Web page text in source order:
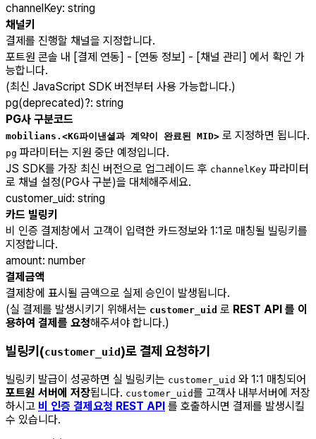
channelKey: string
채널키
결제를 진행할 채널을 지정합니다.
포트원 콘솔 내 [결제 연동] - [연동 정보] - [채널 관리] 에서 확인 가
능합니다.
(최신 JavaScript SDK 버전부터 사용 가능합니다.)
pg(deprecated)?: string
PG사 구분코드
mobilians.<KG파이낸셜과 계약이 완료된 MID> 로 지정하면 됩니다.
pg 파라미터는 지원 중단 예정입니다.
JS SDK를 가장 최신 버전으로 업그레이드 후 channelKey 파라미터
로 채널 설정(PG사 구분)을 대체해주세요.
customer_uid: string
카드 빌링키
비 인증 결제창에서 고객이 입력한 카드정보와 1:1로 매칭될 빌링키를
지정합니다.
amount: number
결제금액
결제창에 표시될 금액으로 실제 승인이 발생됩니다.
(실 결제를 발생시키기 위해서는 customer_uid 로 REST API 를 이
용하여 결제를 요청해주셔야 합니다.)
빌링키(customer_uid)로 결제 요청하기
빌링키 발급이 성공하면 실 빌링키는 customer_uid 와 1:1 매칭되어
포트원 서버에 저장됩니다. customer_uid를 고객사 내부서버에 저장
하시고 비 인증 결제요청 REST API 를 호출하시면 결제를 발생시킬
수 있습니다.